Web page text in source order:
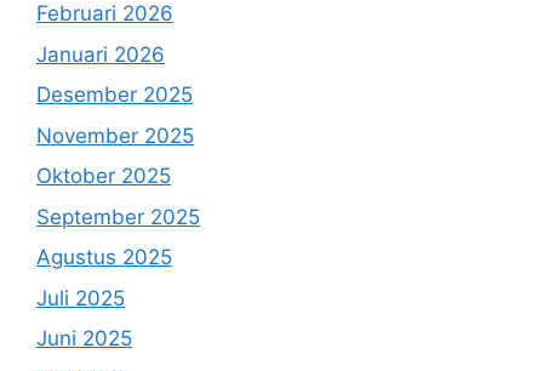
Februari 2026
Januari 2026
Desember 2025
November 2025
Oktober 2025
September 2025
Agustus 2025
Juli 2025
Juni 2025